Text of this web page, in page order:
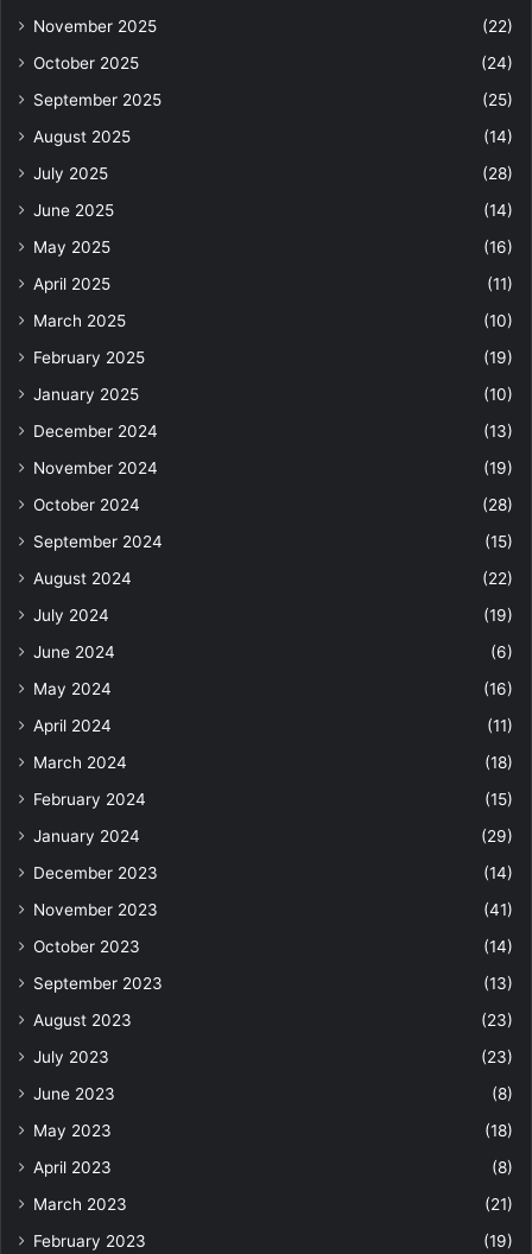
November 2025
(22)
October 2025
(24)
September 2025
(25)
August 2025
(14)
July 2025
(28)
June 2025
(14)
May 2025
(16)
April 2025
(11)
March 2025
(10)
February 2025
(19)
January 2025
(10)
December 2024
(13)
November 2024
(19)
October 2024
(28)
September 2024
(15)
August 2024
(22)
July 2024
(19)
June 2024
(6)
May 2024
(16)
April 2024
(11)
March 2024
(18)
February 2024
(15)
January 2024
(29)
December 2023
(14)
November 2023
(41)
October 2023
(14)
September 2023
(13)
August 2023
(23)
July 2023
(23)
June 2023
(8)
May 2023
(18)
April 2023
(8)
March 2023
(21)
February 2023
(19)